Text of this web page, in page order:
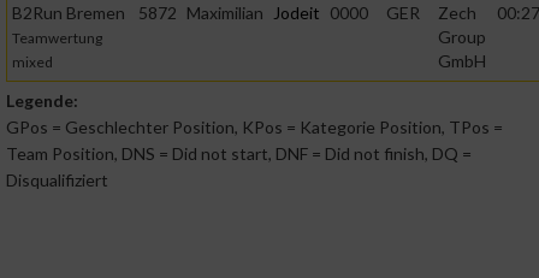
B2Run Bremen
Teamwertung
mixed
5872 Maximilian Jodeit 0000 GER
Zech
Group
GmbH
Legende:
GPos = Geschlechter Position, KPos = Kategorie Position, TPos =
Team Position, DNS = Did not start, DNF = Did not finish, DQ =
Disqualifiziert
Verwendung genauer Standortdaten
Geräte anhand von aktiv angeforderten Informationen
identifizieren
Nicht-IAB-Verarbeitungszwecke: